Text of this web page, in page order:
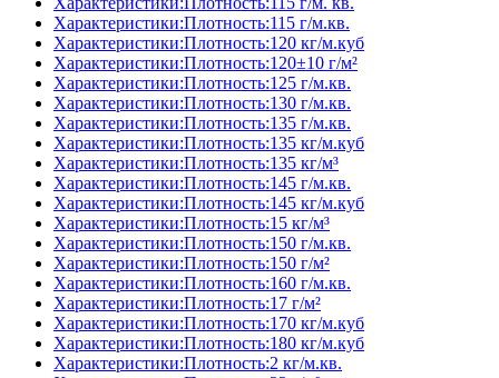
Характеристики:Плотность:115 г/м.кв.
Характеристики:Плотность:120 кг/м.куб
Характеристики:Плотность:120±10 г/м²
Характеристики:Плотность:125 г/м.кв.
Характеристики:Плотность:130 г/м.кв.
Характеристики:Плотность:135 г/м.кв.
Характеристики:Плотность:135 кг/м.куб
Характеристики:Плотность:135 кг/м³
Характеристики:Плотность:145 г/м.кв.
Характеристики:Плотность:145 кг/м.куб
Характеристики:Плотность:15 кг/м³
Характеристики:Плотность:150 г/м.кв.
Характеристики:Плотность:150 г/м²
Характеристики:Плотность:160 г/м.кв.
Характеристики:Плотность:17 г/м²
Характеристики:Плотность:170 кг/м.куб
Характеристики:Плотность:180 кг/м.куб
Характеристики:Плотность:2 кг/м.кв.